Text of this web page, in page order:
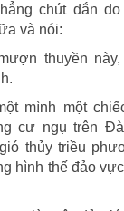
chút đắn
và nói:
thuyền
mình một
cư ngụ trên
thủy triều
hình thế đảo